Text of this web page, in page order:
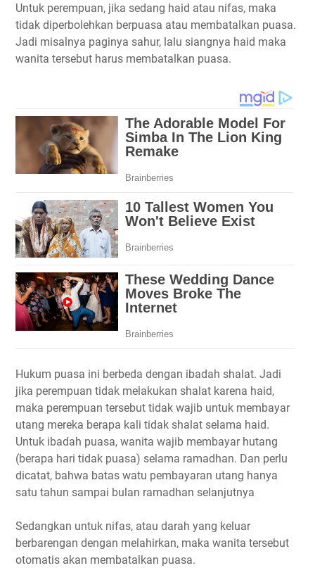
Untuk perempuan, jika sedang haid atau nifas, maka
tidak diperbolehkan berpuasa atau membatalkan puasa.
Jadi misalnya paginya sahur, lalu siangnya haid maka
wanita tersebut harus membatalkan puasa.
Hukum puasa ini berbeda dengan ibadah shalat. Jadi
jika perempuan tidak melakukan shalat karena haid,
maka perempuan tersebut tidak wajib untuk membayar
utang mereka berapa kali tidak shalat selama haid.
Untuk ibadah puasa, wanita wajib membayar hutang
(berapa hari tidak puasa) selama ramadhan. Dan perlu
dicatat, bahwa batas watu pembayaran utang hanya
satu tahun sampai bulan ramadhan selanjutnya
Sedangkan untuk nifas, atau darah yang keluar
berbarengan dengan melahirkan, maka wanita tersebut
otomatis akan membatalkan puasa.